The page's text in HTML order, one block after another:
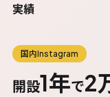
実績
国内Instagram
開設1年で2